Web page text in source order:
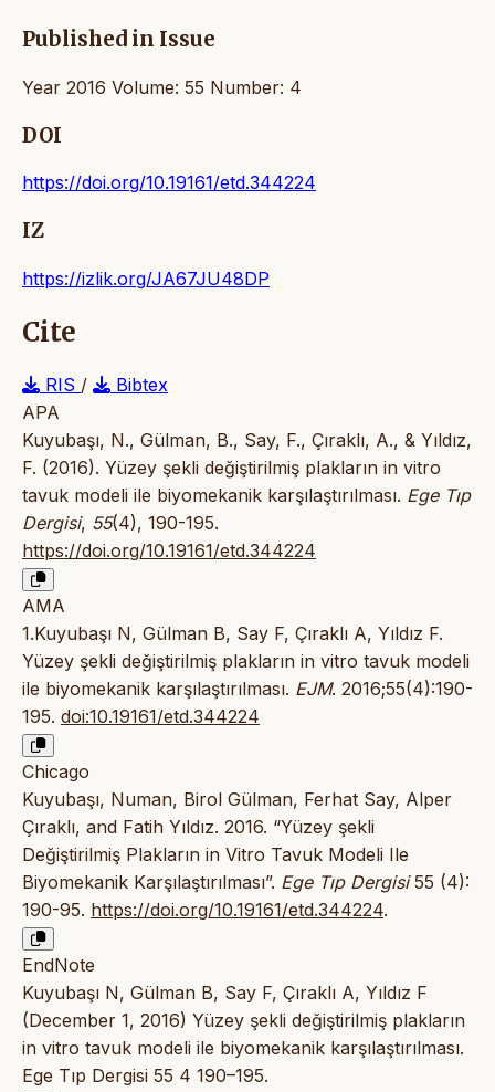
Published in Issue
Year 2016 Volume: 55 Number: 4
DOI
https://doi.org/10.19161/etd.344224
IZ
https://izlik.org/JA67JU48DP
Cite
RIS /
Bibtex
APA
Kuyubaşı, N., Gülman, B., Say, F., Çıraklı, A., & Yıldız,
F. (2016). Yüzey şekli değiştirilmiş plakların in vitro
tavuk modeli ile biyomekanik karşılaştırılması. Ege Tıp
Dergisi, 55(4), 190-195.
https://doi.org/10.19161/etd.344224
AMA
1.Kuyubaşı N, Gülman B, Say F, Çıraklı A, Yıldız F.
Yüzey şekli değiştirilmiş plakların in vitro tavuk modeli
ile biyomekanik karşılaştırılması. EJM. 2016;55(4):190-
195. doi:10.19161/etd.344224
Chicago
Kuyubaşı, Numan, Birol Gülman, Ferhat Say, Alper
Çıraklı, and Fatih Yıldız. 2016. “Yüzey şekli
Değiştirilmiş Plakların in Vitro Tavuk Modeli Ile
Biyomekanik Karşılaştırılması”. Ege Tıp Dergisi55 (4):
190-95. https://doi.org/10.19161/etd.344224.
EndNote
Kuyubaşı N, Gülman B, Say F, Çıraklı A, Yıldız F
(December 1, 2016) Yüzey şekli değiştirilmiş plakların
in vitro tavuk modeli ile biyomekanik karşılaştırılması.
Ege Tıp Dergisi 55 4 190–195.